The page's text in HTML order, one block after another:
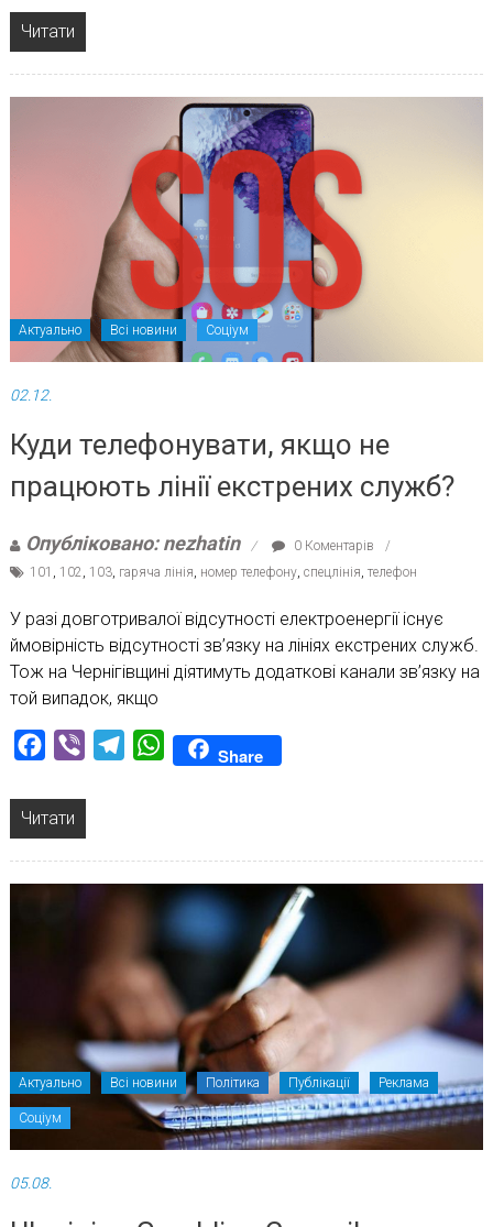
Читати
Актуально Всі новини Соціум
02.12.
Куди телефонувати, якщо не
працюють лінії екстрених служб?
Опубліковано: nezhatin
0 Коментарів
101 , 102, 103, гаряча лінія, номер телефону, спецлінія, телефон
У разі довготривалої відсутності електроенергії існує
ймовірність відсутності зв’язку на лініях екстрених служб.
Тож на Чернігівщині діятимуть додаткові канали зв’язку на
той випадок, якщо
Facebook
Viber TelegramWhatsAppShare
Читати
Актуально Всі новини Політика Публікації Реклама
Соціум
05.08.